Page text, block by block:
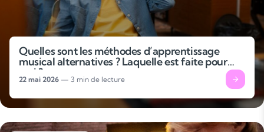
Quelles sont les méthodes d’apprentissage
musical alternatives ? Laquelle est faite pour
moi ?
22 mai 2026 — 3 min de lecture